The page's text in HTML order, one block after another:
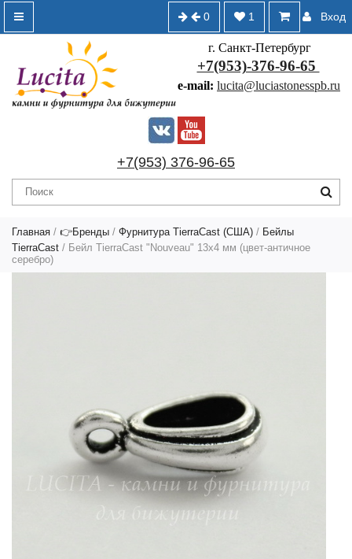
Вход
1
0
г. Санкт-Петербург
+7(953)-376-96-65
e-mail: lucita@luciastonesspb.ru
+7(953) 376-96-65
Главная / 👉Бренды / Фурнитура TierraCast (США) / Бейлы
TierraCast / Бейл TierraCast "Nouveau" 13х4 мм (цвет-античное
серебро)